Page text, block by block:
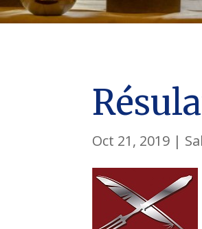
Oct 21, 2019 |